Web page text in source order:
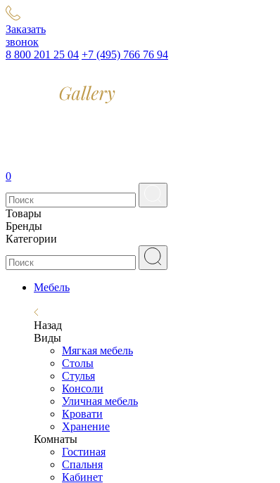
Заказать
звонок
8 800 201 25 04 +7 (495) 766 76 94
0
Товары
Бренды
Категории
Мебель
Назад
Виды
Мягкая мебель
Столы
Стулья
Консоли
Уличная мебель
Кровати
Хранение
Комнаты
Гостиная
Спальня
Кабинет